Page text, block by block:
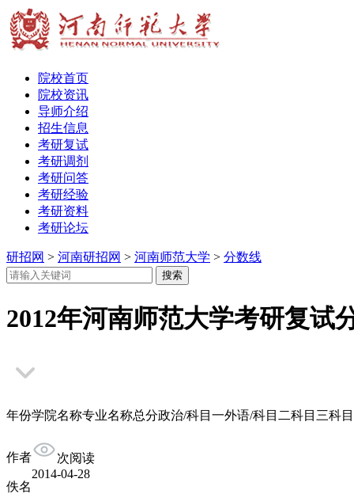
院校首页
院校资讯
导师介绍
招生信息
考研复试
考研调剂
考研问答
考研经验
考研资料
考研论坛
研招网 > 河南研招网 > 河南师范大学 > 分数线
2012年河南师范大学考研复试
年份学院名称专业名称总分政治/科目一外语/科目二科目三科
作者
佚名
次阅读
2014-04-28